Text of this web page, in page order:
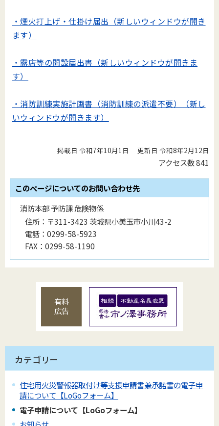
・煙火打上げ・仕掛け届出（新しいウィンドウが開き
ます）
・露店等の開設届出書（新しいウィンドウが開きま
す）
・消防訓練実施計画書（消防訓練の派遣不要）（新し
いウィンドウが開きます）
掲載日 令和7年10月1日 更新日 令和8年2月12日
アクセス数841
このページについてのお問い合わせ先
消防本部 予防課 危険物係
住所： 〒311-3423 茨城県小美玉市小川43-2
電話： 0299-58-5923
FAX： 0299-58-1190
有料
広告
カテゴリー
住宅用火災警報器取付け等支援申請書兼承諾書の電子申
請について【LoGoフォーム】
電子申請について【LoGoフォーム】